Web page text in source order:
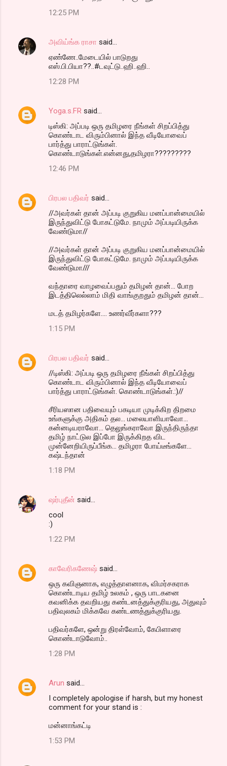
12:25 PM
அவிய்ங்க ராசா said…
ஏண்ணே..மேடையில் பாடுறது
எஸ்.பி.பியா??..#டவுட்டு..ஹி..ஹி..
12:28 PM
Yoga.s.FR said…
டிஸ்கி: அப்படி ஒரு தமிழரை நீங்கள் சிறப்பித்து
கொண்டாட விரும்பினால் இந்த வீடியோவைப்
பார்த்து பாராட்டுங்கள்.
கொண்டாடுங்கள்.என்னது,தமிழரா?????????
12:46 PM
பிரபல பதிவர் said…
//அவர்கள் தான் அப்படி குறுகிய மனப்பான்மையில்
இருந்துவிட்டு போகட்டுமே. நாமும் அப்படியிருக்க
வேண்டுமா//
//அவர்கள் தான் அப்படி குறுகிய மனப்பான்மையில்
இருந்துவிட்டு போகட்டுமே. நாமும் அப்படியிருக்க
வேண்டுமா///
வந்தாரை வாழவைப்பதும் தமிழன் தான்... போற
இடத்திலெல்லாம் மிதி வாங்குறதும் தமிழன் தான்...
மடத் தமிழர்களே.... உணர்வீர்களா???
1:15 PM
பிரபல பதிவர் said…
//டிஸ்கி: அப்படி ஒரு தமிழரை நீங்கள் சிறப்பித்து
கொண்டாட விரும்பினால் இந்த வீடியோவைப்
பார்த்து பாராட்டுங்கள். கொண்டாடுங்கள்.:)//
சீரியஸான பதிவையும் பகடியா முடிக்கிற திறமை
உங்களுக்கு அதிகம் தல... மலையாளியாவோ...
கன்னடியராவோ... தெலுங்கராவோ இருந்திருந்தா
தமிழ் நாட்டுல இப்போ இருக்கிறத விட
முன்னேறியிருப்பீங்க... தமிழரா போய்டீங்களே...
கஷ்டந்தான்
1:18 PM
ஷர்புதீன் said…
cool
:)
1:22 PM
காவேரிகணேஷ் said…
ஒரு கவிஞனாக, எழுத்தாளனாக, விமர்சகராக
கொண்டாடிய தமிழ் உலகம் , ஒரு பாடகனை
கவனிக்க தவறியது கண்டனத்துக்குரியது, அதுவும்
பதிவுலகம் மிக்கவே கண்டணத்துக்குரியது.
பதிவர்களே, ஒன்று திரள்வோம், கேபிளாரை
கொண்டாடுவோம்..
1:28 PM
Arun said…
I completely apologise if harsh, but my honest
comment for your stand is :
மன்னாங்கட்டி
1:53 PM